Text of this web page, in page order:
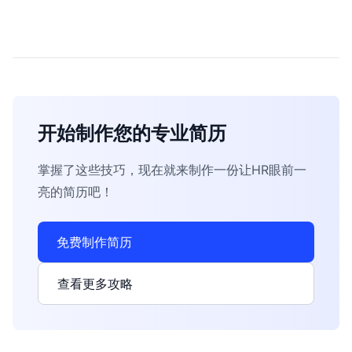
开始制作您的专业简历
掌握了这些技巧，现在就来制作一份让HR眼前一
亮的简历吧！
免费制作简历
查看更多攻略